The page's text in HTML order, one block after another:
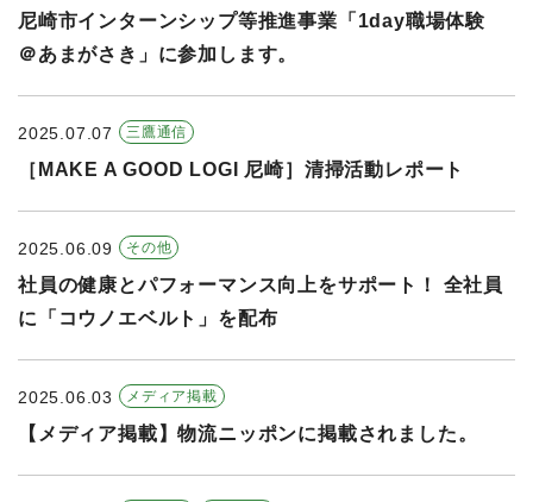
尼崎市インターンシップ等推進事業「1day職場体験
＠あまがさき」に参加します。
2025.07.07 三鷹通信
［MAKE A GOOD LOGI 尼崎］清掃活動レポート
2025.06.09 その他
社員の健康とパフォーマンス向上をサポート！ 全社員
に「コウノエベルト」を配布
2025.06.03 メディア掲載
【メディア掲載】物流ニッポンに掲載されました。